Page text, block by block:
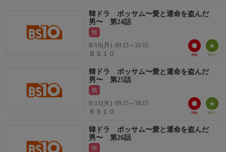
韓ドラ ポッサム〜愛と運命を盗んだ
男〜 第24話
無
8/10(月) 09:15～10:15
ＢＳ１０
韓ドラ ポッサム〜愛と運命を盗んだ
男〜 第25話
無
8/11(火) 09:15～10:15
ＢＳ１０
韓ドラ ポッサム〜愛と運命を盗んだ
男〜 第26話
無